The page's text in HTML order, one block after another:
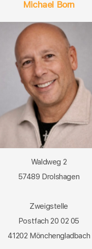
Michael Born
Waldweg 2
57489 Drolshagen
Zweigstelle
Postfach 20 02 05
41202 Mönchengladbach